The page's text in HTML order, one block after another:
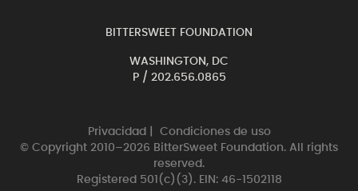
BITTERSWEET FOUNDATION
WASHINGTON, DC
P / 202.656.0865
Privacidad
Condiciones de uso
© Copyright 2010–2026 BitterSweet Foundation. All rights
reserved.
Registered 501(c)(3). EIN: 46-1502118